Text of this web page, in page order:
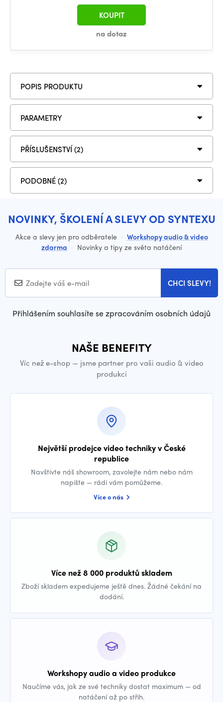
na dotaz
KOUPIT
POPIS PRODUKTU
PARAMETRY
PŘÍSLUŠENSTVÍ (2)
PODOBNÉ (2)
NOVINKY, ŠKOLENÍ A SLEVY OD SYNTEXU
Akce a slevy jen pro odběratele · Workshopy audio & video
zdarma · Novinky a tipy ze světa natáčení
CHCI SLEVY!
Přihlášením souhlasíte se zpracováním osobních údajů
NAŠE BENEFITY
Víc než e-shop — jsme partner pro vaši audio & video
produkci
Největší prodejce video techniky v České
republice
Navštivte náš showroom, zavolejte nám nebo nám
napište — rádi vám pomůžeme.
Více o nás
Více než 8 000 produktů skladem
Zboží skladem expedujeme ještě dnes. Žádné čekání na
dodání.
Workshopy audio a video produkce
Naučíme vás, jak ze své techniky dostat maximum — od
natáčení až po střih.